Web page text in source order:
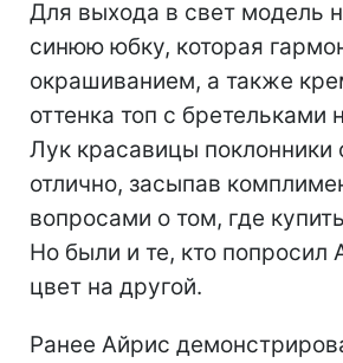
Для выхода в свет модель
синюю юбку, которая
окрашиванием, а также
оттенка топ с бретельками
Лук красавицы поклонники
отлично, засыпав
вопросами о том, где
Но были и те, кто попросил
цвет на другой.
Ранее Айрис